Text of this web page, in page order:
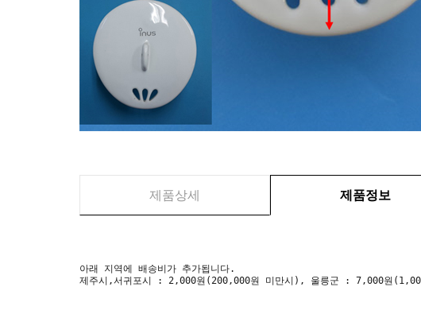
제품상세 제품정보
아래 지역에 배송비가 추가됩니다.
제주시,서귀포시 : 2,000원(200,000원 미만시), 울릉군 : 7,000원